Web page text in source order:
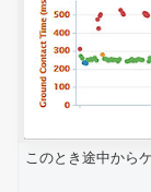
このとき途中から